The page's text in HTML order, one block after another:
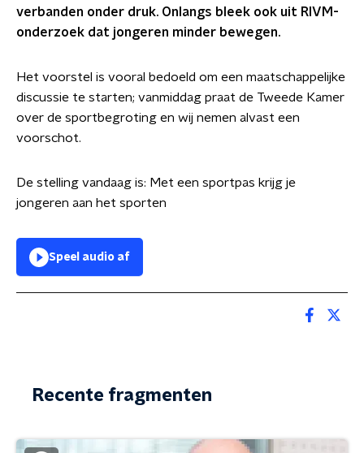
verbanden onder druk. Onlangs bleek ook uit RIVM-
onderzoek dat jongeren minder bewegen.
Het voorstel is vooral bedoeld om een maatschappelijke
discussie te starten; vanmiddag praat de Tweede Kamer
over de sportbegroting en wij nemen alvast een
voorschot.
De stelling vandaag is: Met een sportpas krijg je
jongeren aan het sporten
Speel audio af
Recente fragmenten